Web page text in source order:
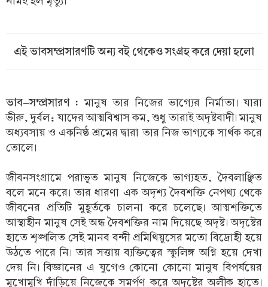
এই ভাবসম্প্রসারণটি অন্য বই থেকেও সংগ্রহ করে দেয়া হলো
ভাব-সম্প্রসারণ : মানুষ তার নিজের ভাগ্যের নির্মাতা। যারা
ভীরু, দুর্বল; যাদের আত্মবিশ্বাস কম, শুধু তারাই অদৃষ্টবাদী। মানুষ
অধ্যবসায় ও একনিষ্ঠ শ্রমের দ্বারা তার নিজ ভাগ্যকে সার্থক করে
তোলে।
জীবনসংগ্রামে পরাভূত মানুষ নিজেকে ভাগ্যহত, দৈবলাঞ্ছিত
বলে মনে করে। তার ধারণা এক অদৃশ্য দৈবশক্তি নেপথ্য থেকে
জীবনের প্রতিটি মুহূর্তকে চালনা করে চলেছে। আত্মশক্তিতে
আস্থাহীন মানুষ সেই অন্ধ দৈবশক্তির নাম দিয়েছে অদৃষ্ট। অদৃষ্টের
হাতে শৃঙ্খলিত সেই মানব বন্দী প্রমিথিয়ুসের মতো বিদ্রোহী হয়ে
উঠতে পারে নি। তার সত্তায় ব্যক্তিত্বের স্ফুলিঙ্গ অগ্নি হয়ে দেখা
দেয় নি। বিজ্ঞানের এ যুগেও কোনো কোনো মানুষ বিপর্যয়ের
মুখোমুখি দাঁড়িয়ে নিজেকে সমর্পণ করে অদৃষ্টের অলীক হাতে।